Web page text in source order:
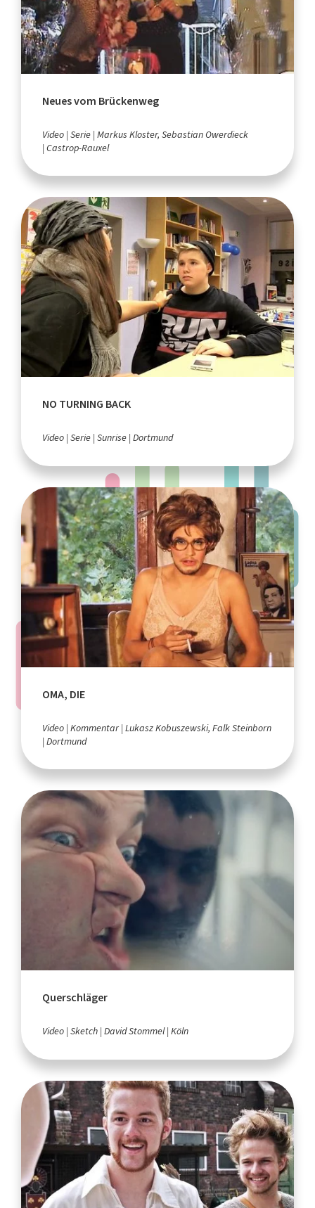
Neues vom Brückenweg
Video Serie Markus Kloster, Sebastian Owerdieck
Castrop-Rauxel
NO TURNING BACK
Video Serie Sunrise Dortmund
OMA, DIE
Video Kommentar Lukasz Kobuszewski, Falk Steinborn
Dortmund
Querschläger
Video Sketch David Stommel Köln